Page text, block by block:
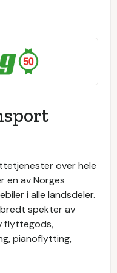
over hele
en av Norges
i alle landsdeler.
spekter av
flyttegods,
pianoflytting,